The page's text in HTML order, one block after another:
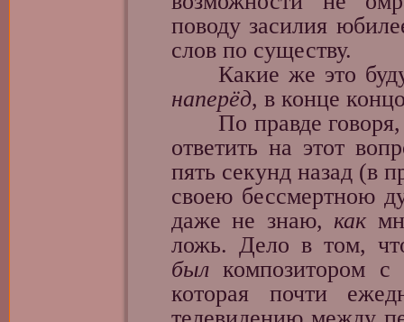
поводу засилия
слов по существу.
Какие же это
наперёд, в конце
По правде говоря,
ответить на этот
пять секунд назад (в
своею бессмертною
даже не знаю, как
ложь. Дело в том,
был композитором с
которая почти